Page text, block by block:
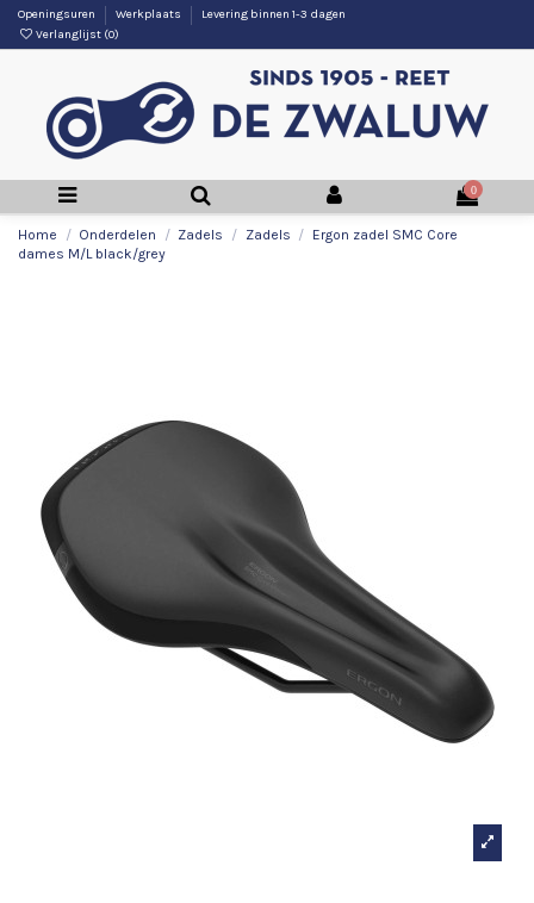
Openingsuren Werkplaats
Levering binnen 1-3 dagen
Verlanglijst (0)
0
Home Onderdelen Zadels Zadels
Ergon zadel SMC Core
dames M/L black/grey